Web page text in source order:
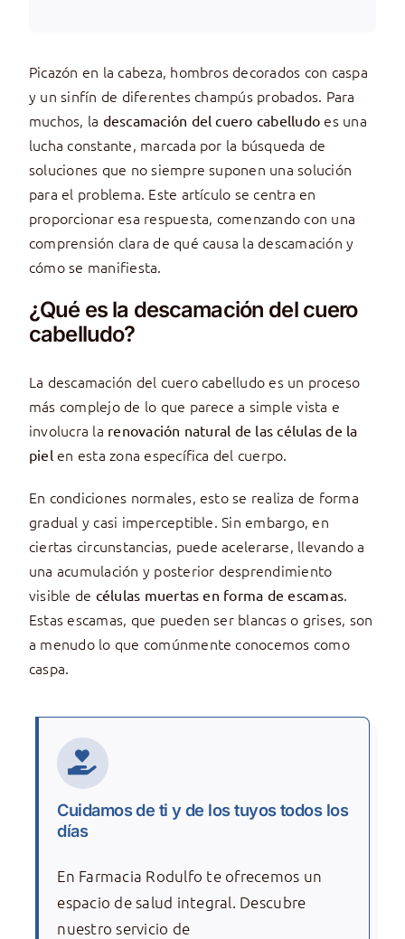
Picazón en la cabeza, hombros decorados con caspa
y un sinfín de diferentes champús probados. Para
muchos, la descamación del cuero cabelludo es una
lucha constante, marcada por la búsqueda de
soluciones que no siempre suponen una solución
para el problema. Este artículo se centra en
proporcionar esa respuesta, comenzando con una
comprensión clara de qué causa la descamación y
cómo se manifiesta.
¿Qué es la descamación del cuero
cabelludo?
La descamación del cuero cabelludo es un proceso
más complejo de lo que parece a simple vista e
involucra la renovación natural de las células de la
pielen esta zona específica del cuerpo.
En condiciones normales, esto se realiza de forma
gradual y casi imperceptible. Sin embargo, en
ciertas circunstancias, puede acelerarse, llevando a
una acumulación y posterior desprendimiento
visible de células muertas en forma de escamas.
Estas escamas, que pueden ser blancas o grises, son
a menudo lo que comúnmente conocemos como
caspa.
Cuidamos de ti y de los tuyos todos los
días
En Farmacia Rodulfo te ofrecemos un
espacio de salud integral. Descubre
nuestro servicio de